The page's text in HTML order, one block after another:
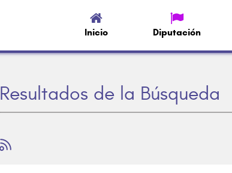
Inicio Diputación
Resultados de la Búsqueda